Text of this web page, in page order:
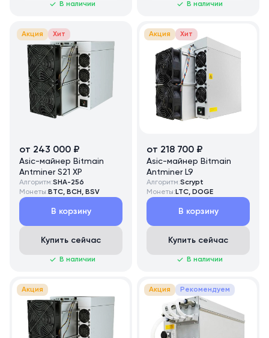
В наличии В наличии
Акция Хит
от 243 000 ₽
Asic-майнер Bitmain
Antminer S21 XP
Алгоритм:SHA-256
Монеты: BTC, BCH, BSV
В корзину
Купить сейчас
В наличии
Акция Хит
от 218 700 ₽
Asic-майнер Bitmain
Antminer L9
Алгоритм:Scrypt
Монеты: LTC, DOGE
В корзину
Купить сейчас
В наличии
Акция Акция Рекомендуем